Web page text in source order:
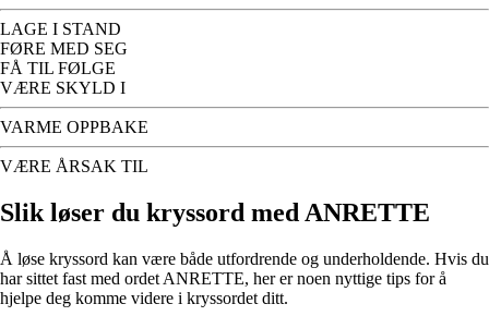
LAGE I STAND
FØRE MED SEG
FÅ TIL FØLGE
VÆRE SKYLD I
VARME OPPBAKE
VÆRE ÅRSAK TIL
Slik løser du kryssord med ANRETTE
Å løse kryssord kan være både utfordrende og underholdende. Hvis du
har sittet fast med ordet ANRETTE, her er noen nyttige tips for å
hjelpe deg komme videre i kryssordet ditt.